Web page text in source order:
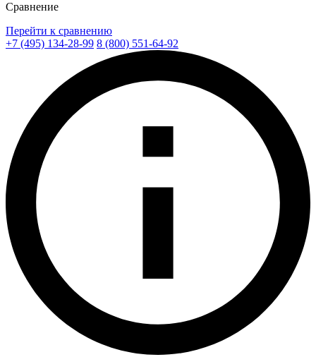
Сравнение
Перейти к сравнению
+7 (495) 134-28-99 8 (800) 551-64-92